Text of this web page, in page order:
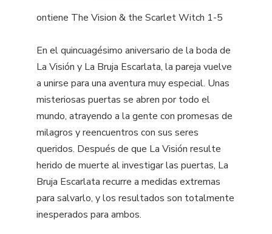
ontiene The Vision & the Scarlet Witch 1-5
En el quincuagésimo aniversario de la boda de
La Visión y La Bruja Escarlata, la pareja vuelve
a unirse para una aventura muy especial. Unas
misteriosas puertas se abren por todo el
mundo, atrayendo a la gente con promesas de
milagros y reencuentros con sus seres
queridos. Después de que La Visión resulte
herido de muerte al investigar las puertas, La
Bruja Escarlata recurre a medidas extremas
para salvarlo, y los resultados son totalmente
inesperados para ambos.